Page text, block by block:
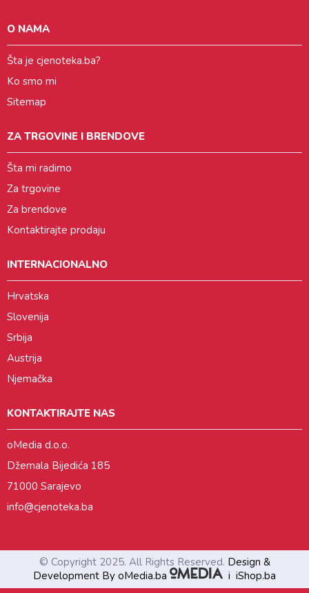
O NAMA
Šta je cjenoteka.ba?
Ko smo mi
Sitemap
ZA TRGOVINE I BRENDOVE
Šta mi radimo
Za trgovine
Za brendove
Kontaktirajte prodaju
INTERNACIONALNO
Hrvatska
Slovenija
Srbija
Austrija
Njemačka
KONTAKTIRAJTE NAS
oMedia d.o.o.
Džemala Bijedića 185
71000 Sarajevo
info@cjenoteka.ba
© Copyright 2025. All Rights Reserved. Design &
Development By oMedia.ba
i iShop.ba